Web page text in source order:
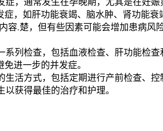
，如肝功能衰竭、脑水肿、肾功能衰
容.楚，但有些因素可能会增加患病
列检查，包括血液检查、肝功能检
进一步的并发症。
活方式，包括定期进行产前检查、
获得最佳的治疗和护理。